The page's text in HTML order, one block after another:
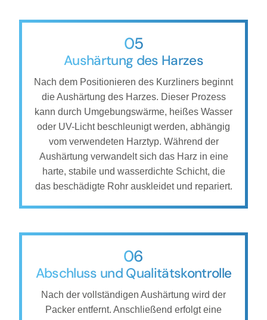
05
Aushärtung des Harzes
Nach dem Positionieren des Kurzliners beginnt
die Aushärtung des Harzes. Dieser Prozess
kann durch Umgebungswärme, heißes Wasser
oder UV-Licht beschleunigt werden, abhängig
vom verwendeten Harztyp. Während der
Aushärtung verwandelt sich das Harz in eine
harte, stabile und wasserdichte Schicht, die
das beschädigte Rohr auskleidet und repariert.
06
Abschluss und Qualitätskontrolle
Nach der vollständigen Aushärtung wird der
Packer entfernt. Anschließend erfolgt eine